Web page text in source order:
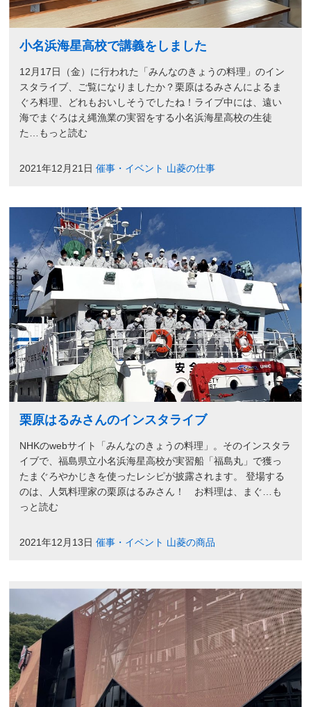
小名浜海星高校で講義をしました
12月17日（金）に行われた「みんなのきょうの料理」のイン
スタライブ、ご覧になりましたか？栗原はるみさんによるま
ぐろ料理、どれもおいしそうでしたね！ライブ中には、遠い
海でまぐろはえ縄漁業の実習をする小名浜海星高校の生徒
た…もっと読む
2021年12月21日催事・イベント 山菱の仕事
栗原はるみさんのインスタライブ
NHKのwebサイト「みんなのきょうの料理」。そのインスタラ
イブで、福島県立小名浜海星高校が実習船「福島丸」で獲っ
たまぐろやかじきを使ったレシピが披露されます。 登場する
のは、人気料理家の栗原はるみさん！ お料理は、まぐ…も
っと読む
2021年12月13日催事・イベント 山菱の商品